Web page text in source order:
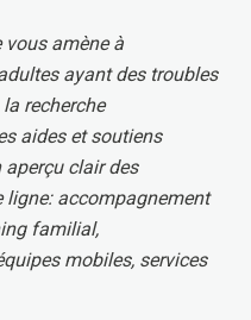
vous amène à
ayant des troubles
recherche
aides et soutiens
clair des
ligne: accompagnement
familial,
mobiles, services